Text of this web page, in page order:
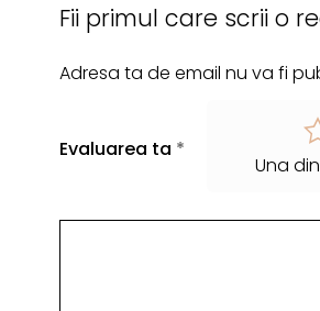
Fii primul care scrii o
Adresa ta de email nu va fi
Evaluarea ta *
Una